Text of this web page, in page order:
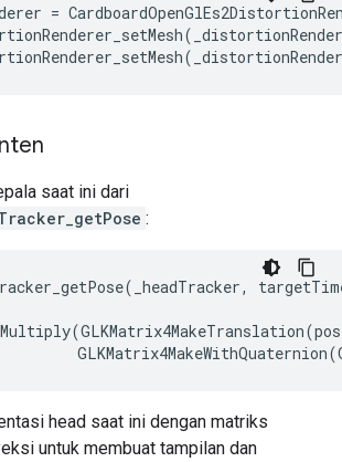
=
saat ini dari
:
head saat ini dengan matriks
untuk membuat tampilan dan